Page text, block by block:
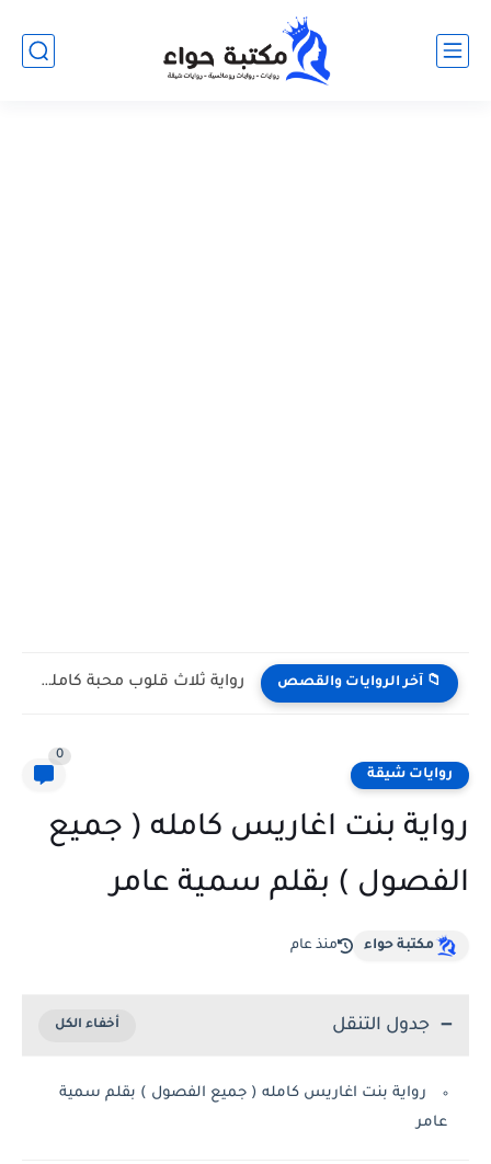
📁 آخر الروايات والقصص رواية ثلاث قلوب محبة كامله وحصريه بقلم ناهد خالد
روايات شيقة
0
رواية بنت اغاريس كامله ( جميع
الفصول ) بقلم سمية عامر
مكتبة حواء منذ عام
جدول التنقل
رواية بنت اغاريس كامله ( جميع الفصول ) بقلم سمية
عامر